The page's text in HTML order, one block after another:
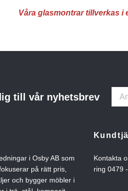
Våra glasmontrar tillverkas i
till vår nyhetsbrev
i Osby AB som
på rätt pris,
och bygger möbler i
Kontakta
ring 0479